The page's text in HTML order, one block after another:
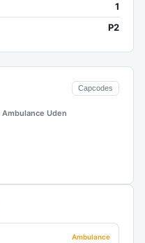
Capcodes
Ambulance Uden
Ambulance
1
P2